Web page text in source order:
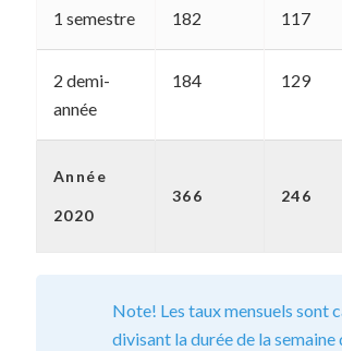
Année
2020
366 246
1 semestre 182 117
2 demi-
année
184 129
Note! Les taux mensuels sont
divisant la durée de la